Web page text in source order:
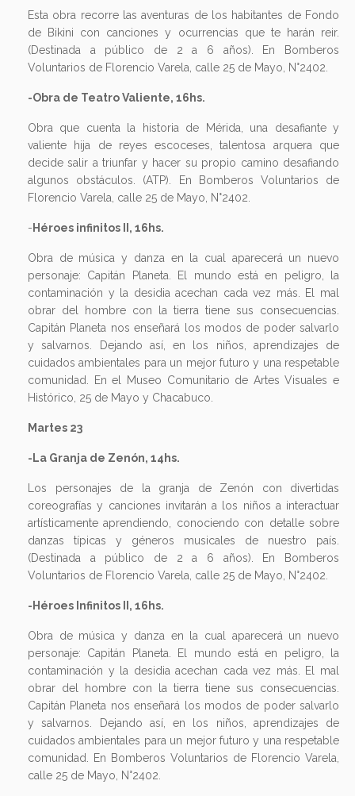
Esta obra recorre las aventuras de los habitantes de Fondo
de Bikini con canciones y ocurrencias que te harán reir.
(Destinada a público de 2 a 6 años). En Bomberos
Voluntarios de Florencio Varela, calle 25 de Mayo, N°2402.
-Obra de Teatro Valiente, 16hs.
Obra que cuenta la historia de Mérida, una desafiante y
valiente hija de reyes escoceses, talentosa arquera que
decide salir a triunfar y hacer su propio camino desafiando
algunos obstáculos. (ATP). En Bomberos Voluntarios de
Florencio Varela, calle 25 de Mayo, N°2402.
- Héroes infinitos II, 16hs.
Obra de música y danza en la cual aparecerá un nuevo
personaje: Capitán Planeta. El mundo está en peligro, la
contaminación y la desidia acechan cada vez más. El mal
obrar del hombre con la tierra tiene sus consecuencias.
Capitán Planeta nos enseñará los modos de poder salvarlo
y salvarnos. Dejando así, en los niños, aprendizajes de
cuidados ambientales para un mejor futuro y una respetable
comunidad. En el Museo Comunitario de Artes Visuales e
Histórico, 25 de Mayo y Chacabuco.
Martes 23
-La Granja de Zenón, 14hs.
Los personajes de la granja de Zenón con divertidas
coreografías y canciones invitarán a los niños a interactuar
artísticamente aprendiendo, conociendo con detalle sobre
danzas típicas y géneros musicales de nuestro país.
(Destinada a público de 2 a 6 años). En Bomberos
Voluntarios de Florencio Varela, calle 25 de Mayo, N°2402.
-Héroes Infinitos II, 16hs.
Obra de música y danza en la cual aparecerá un nuevo
personaje: Capitán Planeta. El mundo está en peligro, la
contaminación y la desidia acechan cada vez más. El mal
obrar del hombre con la tierra tiene sus consecuencias.
Capitán Planeta nos enseñará los modos de poder salvarlo
y salvarnos. Dejando así, en los niños, aprendizajes de
cuidados ambientales para un mejor futuro y una respetable
comunidad. En Bomberos Voluntarios de Florencio Varela,
calle 25 de Mayo, N°2402.